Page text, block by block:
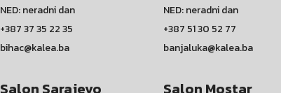
NED: neradni dan
+387 37 35 22 35
bihac@kalea.ba
NED: neradni dan
+387 51 30 52 77
banjaluka@kalea.ba
Salon Sarajevo Salon Mostar